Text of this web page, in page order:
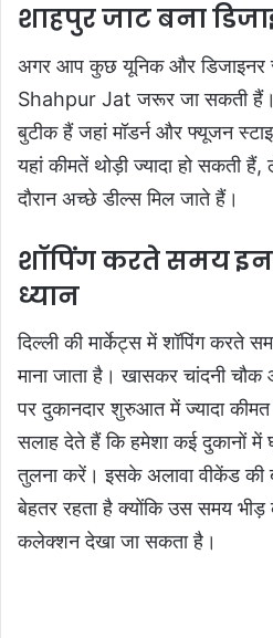
शाहपुर जाट बना
अगर आप कुछ यूनिक और डिजाइनर
Shahpur Jat जरूर जा सकती हैं।
बुटीक हैं जहां मॉडर्न और फ्यूजन
यहां कीमतें थोड़ी ज्यादा हो सकती
दौरान अच्छे डील्स मिल जाते हैं।
शॉपिंग करते समय इन
ध्यान
दिल्ली की मार्केट्स में शॉपिंग करते
माना जाता है। खासकर चांदनी
पर दुकानदार शुरुआत में ज्यादा
सलाह देते हैं कि हमेशा कई दुकानों
तुलना करें। इसके अलावा वीकेंड की
बेहतर रहता है क्योंकि उस समय
कलेक्शन देखा जा सकता है।